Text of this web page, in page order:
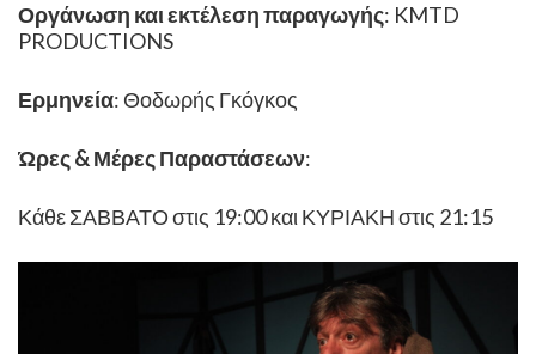
Οργάνωση και εκτέλεση παραγωγής: KMTD
PRODUCTIONS
Ερμηνεία: Θοδωρής Γκόγκος
Ώρες & Μέρες Παραστάσεων:
Κάθε ΣΑΒΒΑΤΟ στις 19:00 και ΚΥΡΙΑΚΗ στις 21:15